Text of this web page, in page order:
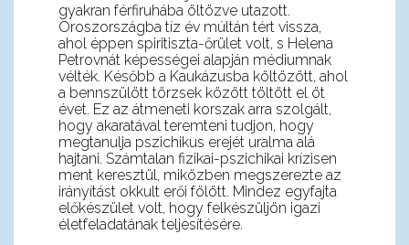
gyakran férfiruhába öltözve utazott.
Oroszországba tíz év múltán tért vissza,
ahol éppen spiritiszta-őrület volt, s Helena
Petrovnát képességei alapján médiumnak
vélték. Később a Kaukázusba költözött, ahol
a bennszülött törzsek között töltött el öt
évet. Ez az átmeneti korszak arra szolgált,
hogy akaratával teremteni tudjon, hogy
megtanulja pszichikus erejét uralma alá
hajtani. Számtalan fizikai-pszichikai krízisen
ment keresztül, miközben megszerezte az
irányítást okkult erői fölött. Mindez egyfajta
előkészület volt, hogy felkészüljön igazi
életfeladatának teljesítésére.